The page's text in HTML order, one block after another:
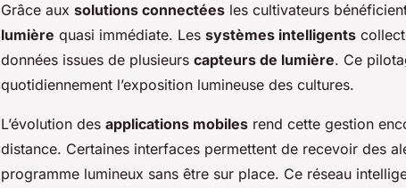
Grâce aux solutions connectées les cultivateurs
lumière quasi immédiate. Les systèmes intelligents
données issues de plusieurs capteurs de lumière. Ce
quotidiennement l’exposition lumineuse des cultures.
L’évolution des applications mobiles rend cette gestion
distance. Certaines interfaces permettent de recevoir des
programme lumineux sans être sur place. Ce réseau